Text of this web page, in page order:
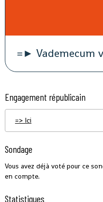
=► Vademecum
Engagement républicain
=> Ici
Sondage
Vous avez déjà voté pour ce
en compte.
Statistiques